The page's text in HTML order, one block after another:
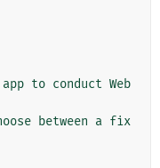
to conduct Web
between a fix